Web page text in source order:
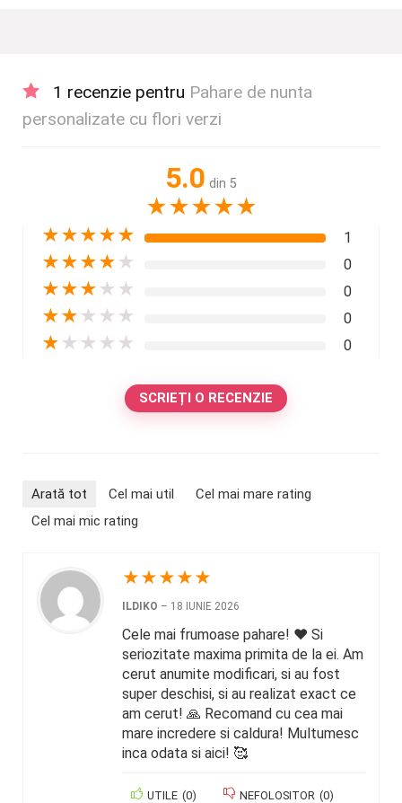
1 recenzie pentru Pahare de nunta
personalizate cu flori verzi
5.0 din 5
★★★★★
★★★★★ 1
★★★★ ★ 0
★★★ ★ ★ 0
★★ ★ ★ ★ 0
★ ★ ★ ★ ★ 0
SCRIEȚI O RECENZIE
Arată tot Cel mai util
Cel mai mare rating
Cel mai mic rating
★★★★★
ILDIKO – 18 IUNIE 2026
Cele mai frumoase pahare! ❤️ Si
seriozitate maxima primita de la ei. Am
cerut anumite modificari, si au fost
super deschisi, si au realizat exact ce
am cerut! 🙏 Recomand cu cea mai
mare incredere si caldura! Multumesc
inca odata si aici! 🥰
UTILE (0) NEFOLOSITOR (0)